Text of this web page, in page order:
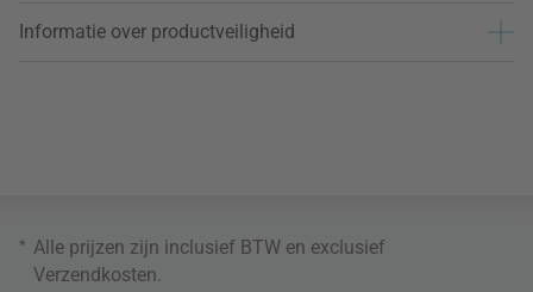
Informatie over productveiligheid
* Alle prijzen zijn inclusief BTW en exclusief
Verzendkosten